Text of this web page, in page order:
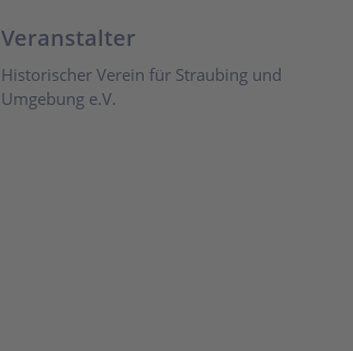
Veranstalter
Historischer Verein für Straubing und
Umgebung e.V.